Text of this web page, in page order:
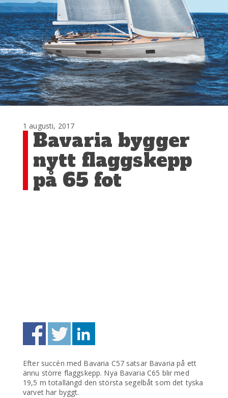
1 augusti, 2017
Bavaria bygger
nytt flaggskepp
på 65 fot
Efter succén med Bavaria C57 satsar Bavaria på ett
ännu större flaggskepp. Nya Bavaria C65 blir med
19,5 m totallängd den största segelbåt som det tyska
varvet har byggt.